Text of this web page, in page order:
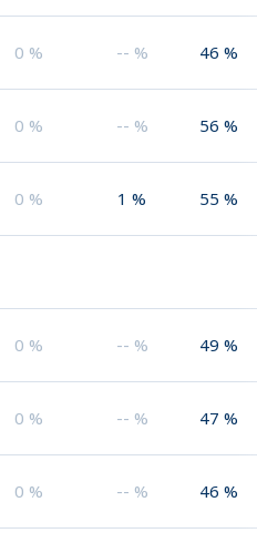
0 % -- % 46 %
0 % -- % 56 %
0 % 1 % 55 %
0 % -- % 49 %
0 % -- % 47 %
0 % -- % 46 %